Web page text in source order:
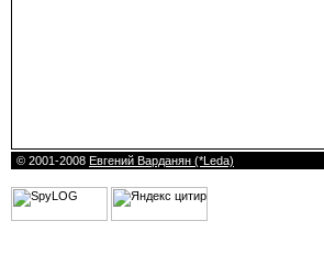
© 2001-2008 Евгений Варданян (*Leda)